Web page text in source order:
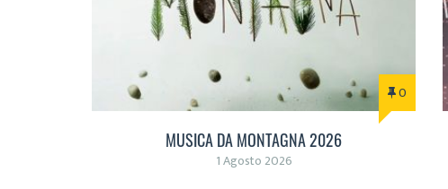
0
MUSICA DA MONTAGNA 2026
1 Agosto 2026